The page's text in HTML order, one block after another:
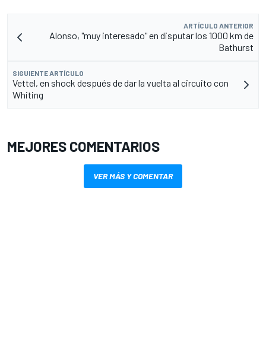
ARTÍCULO ANTERIOR
Alonso, "muy interesado" en disputar los 1000 km de
Bathurst
SIGUIENTE ARTÍCULO
Vettel, en shock después de dar la vuelta al circuito con
Whiting
MEJORES COMENTARIOS
VER MÁS Y COMENTAR